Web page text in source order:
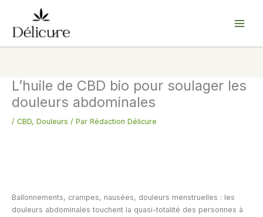
contenu
L’huile de CBD bio pour soulager les
douleurs abdominales
/ CBD, Douleurs / Par Rédaction Délicure
Ballonnements, crampes, nausées, douleurs menstruelles : les
douleurs abdominales touchent la quasi-totalité des personnes à